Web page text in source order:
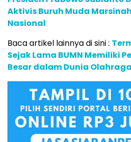
Aktivis Buruh Muda
Nasional
Baca artikel lainnya di sini :
Sejak Lama BUMN Memiliki
Besar dalam Dunia